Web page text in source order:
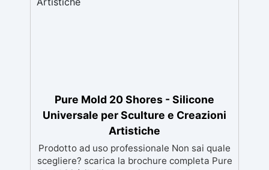
Pure Mold 20 Shores - Silicone
Universale per Sculture e Creazioni
Artistiche
Prodotto ad uso professionale Non sai quale
scegliere? scarica la brochure completa Pure